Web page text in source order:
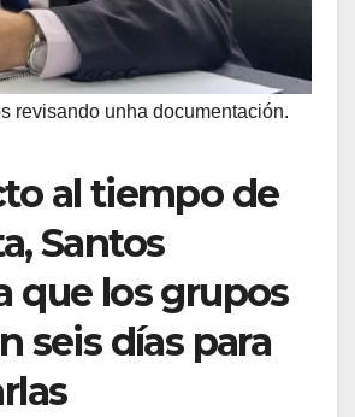
revisando unha documentación.
al tiempo de
Santos
que los grupos
seis días para